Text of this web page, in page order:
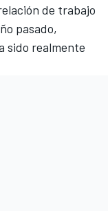
de trabajo
pasado,
sido realmente